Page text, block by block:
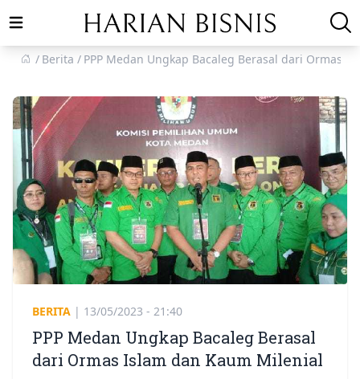
Open main menu
Berita
PPP Medan Ungkap Bacaleg Berasal dari Ormas
BERITA | 13/05/2023 - 21:40
PPP Medan Ungkap Bacaleg Berasal
dari Ormas Islam dan Kaum Milenial